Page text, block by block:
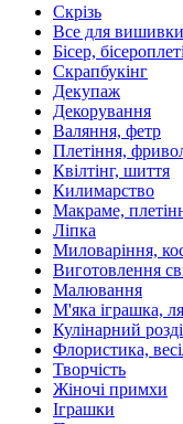
Скрізь
Все для вишивки
Бісер,
Скрапбукінг
Декупаж
Декорування
Валяння, фетр
Плетіння,
Квілтінг, шиття
Килимарство
Макраме,
Ліпка
Миловаріння,
Виготовлення
Малювання
М'яка іграшка,
Кулінарний
Флористика,
Творчість
Жіночі примхи
Іграшки